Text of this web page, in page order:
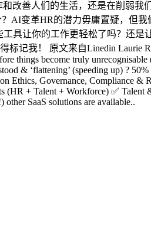
改善人们的生活，还是在削弱我
AI变革HR的潜力毋庸置疑，但
具让你的工作更轻松了吗？还
我！ 原文来自Linedin Laurie
things become truly
& ‘flattening’ (speeding up) ?
Ethics, Governance, Compliance &
+ Talent + Workforce) ✅
SaaS solutions are available..